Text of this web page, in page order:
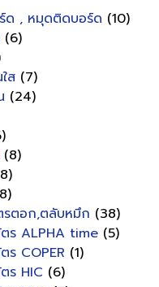
ด , หมุดติดบอร์ด (10)
(6)
ส (7)
(24)
(8)
รตอก,ตลับหมึก (38)
ร ALPHA time (5)
ร COPER (1)
ร HIC (6)